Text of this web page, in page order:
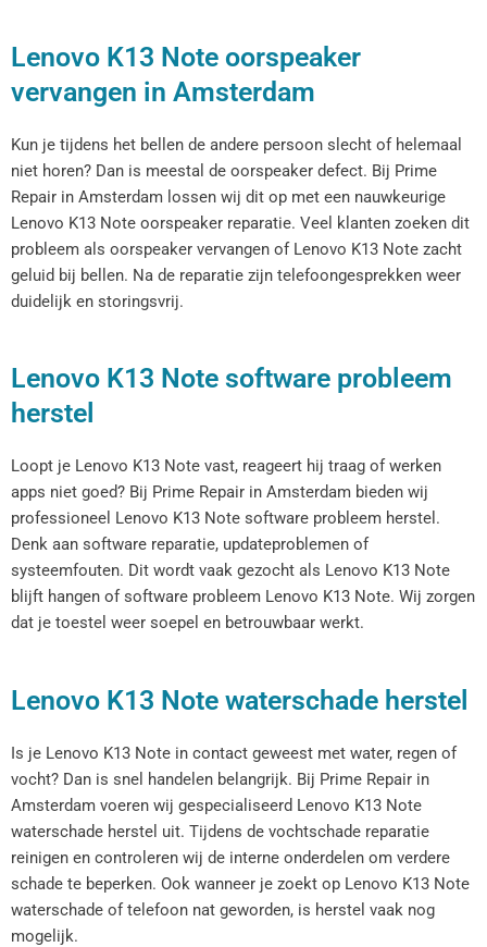
Lenovo K13 Note oorspeaker
vervangen in Amsterdam
Kun je tijdens het bellen de andere persoon slecht of helemaal
niet horen? Dan is meestal de oorspeaker defect. Bij Prime
Repair in Amsterdam lossen wij dit op met een nauwkeurige
Lenovo K13 Note oorspeaker reparatie. Veel klanten zoeken dit
probleem als oorspeaker vervangen of Lenovo K13 Note zacht
geluid bij bellen. Na de reparatie zijn telefoongesprekken weer
duidelijk en storingsvrij.
Lenovo K13 Note software probleem
herstel
Loopt je Lenovo K13 Note vast, reageert hij traag of werken
apps niet goed? Bij Prime Repair in Amsterdam bieden wij
professioneel Lenovo K13 Note software probleem herstel.
Denk aan software reparatie, updateproblemen of
systeemfouten. Dit wordt vaak gezocht als Lenovo K13 Note
blijft hangen of software probleem Lenovo K13 Note. Wij zorgen
dat je toestel weer soepel en betrouwbaar werkt.
Lenovo K13 Note waterschade herstel
Is je Lenovo K13 Note in contact geweest met water, regen of
vocht? Dan is snel handelen belangrijk. Bij Prime Repair in
Amsterdam voeren wij gespecialiseerd Lenovo K13 Note
waterschade herstel uit. Tijdens de vochtschade reparatie
reinigen en controleren wij de interne onderdelen om verdere
schade te beperken. Ook wanneer je zoekt op Lenovo K13 Note
waterschade of telefoon nat geworden, is herstel vaak nog
mogelijk.